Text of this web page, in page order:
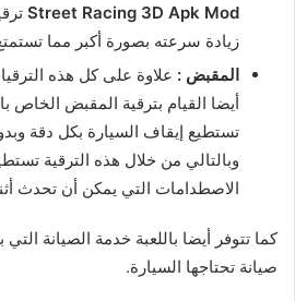
Street Racing 3D Apk Mod
زيادة سرعته بصورة أكبر مما
المقبض : علاوة على كل هذه
أيضا القيام بترقية المقبض الخاص
تستطيع إيقاف السيارة بكل دقة
وبالتالي من خلال هذه الترقية
الاصطدامات التي يمكن أن تحدث
كما تتوفر أيضا باللعبة خدمة الصيانة
صيانة تحتاجها السيارة.